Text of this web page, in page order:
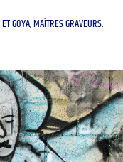
GOYA, MAÎTRES GRAVEURS.